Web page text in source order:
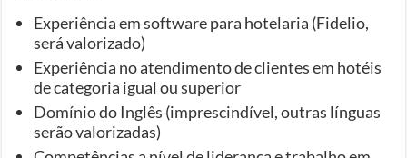
Experiência em software para hotelaria (Fidelio,
será valorizado)
Experiência no atendimento de clientes em hotéis
de categoria igual ou superior
Domínio do Inglês (imprescindível, outras línguas
serão valorizadas)